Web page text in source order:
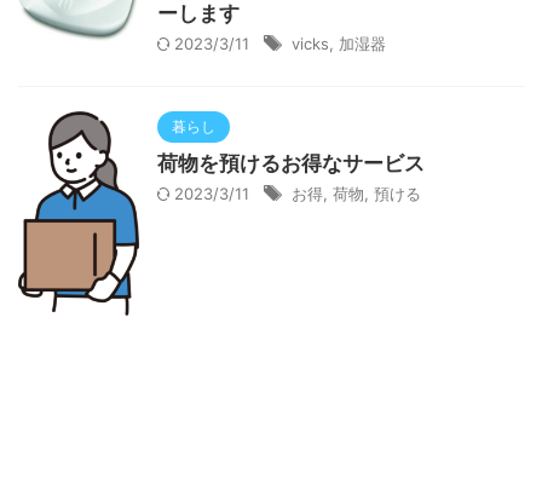
ーします
2023/3/11 vicks 加湿器
暮らし
荷物を預けるお得なサービス
2023/3/11 お得 荷物 預ける